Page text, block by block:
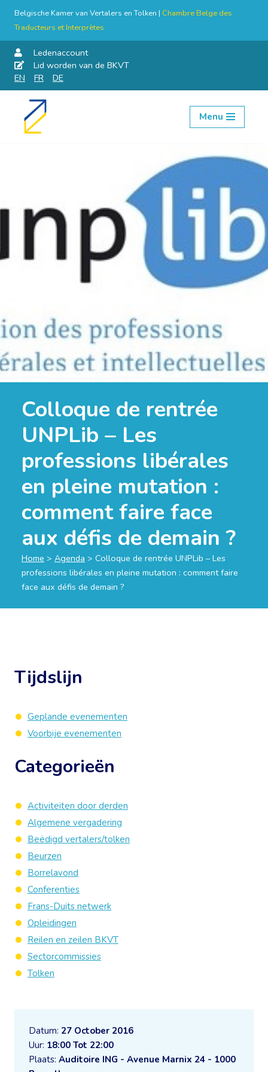
Belgische Kamer van Vertalers en Tolken | Chambre Belge des
Traducteurs et Interprètes
Ledenaccount
Lid worden van de BKVT
EN
FR DE
Skip
Menu
Colloque de rentrée
UNPLib – Les
professions libérales
en pleine mutation :
comment faire face
aux défis de demain ?
Home > Agenda > Colloque de rentrée UNPLib – Les
professions libérales en pleine mutation : comment faire
face aux défis de demain ?
Datum: 27 October 2016
Uur: 18:00 Tot 22:00
Plaats: Auditoire ING - Avenue Marnix 24 - 1000
Tijdslijn
Geplande evenementen
Voorbije evenementen
Categorieën
Activiteiten door derden
Algemene vergadering
Beëdigd vertalers/tolken
Beurzen
Borrelavond
Conferenties
Frans-Duits netwerk
Opleidingen
Reilen en zeilen BKVT
Sectorcommissies
Tolken